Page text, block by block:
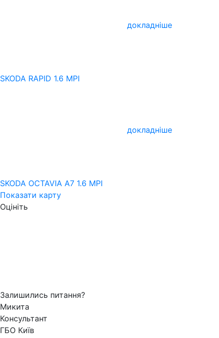
докладніше
SKODA RAPID 1.6 MPI
докладніше
SKODA OCTAVIA A7 1.6 MPI
Показати карту
Оцініть
Залишились питання?
Микита
Консультант
ГБО Київ